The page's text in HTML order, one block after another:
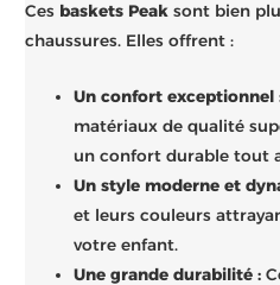
Ces baskets Peak sont bien
chaussures. Elles offrent :
Un confort exceptionnel
matériaux de qualité
un confort durable tout
Un style moderne et
et leurs couleurs
votre enfant.
Une grande durabilité :